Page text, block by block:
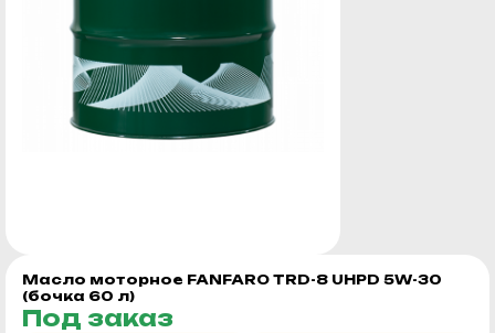
Масло моторное FANFARO TRD-8 UHPD 5W-30
(бочка 60 л)
Под заказ